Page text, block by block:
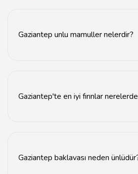
Gaziantep unlu mamuller nelerdir?
Gaziantep'te en iyi fırınlar
Gaziantep baklavası neden